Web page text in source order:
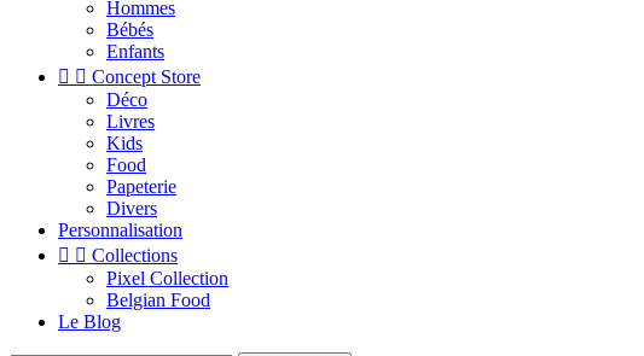
Hommes
Bébés
Enfants
  Concept Store
Déco
Livres
Kids
Food
Papeterie
Divers
Personnalisation
  Collections
Pixel Collection
Belgian Food
Le Blog